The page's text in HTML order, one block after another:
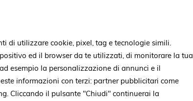
di utilizzare cookie, pixel, tag e tecnologie simili.
ed il browser da te utilizzati, di monitorare la tua
esempio la personalizzazione di annunci e il
informazioni con terzi: partner pubblicitari come
Cliccando il pulsante "Chiudi" continuerai la